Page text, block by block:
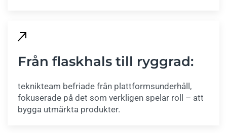
Från flaskhals till ryggrad:
teknikteam befriade från plattformsunderhåll,
fokuserade på det som verkligen spelar roll – att
bygga utmärkta produkter.